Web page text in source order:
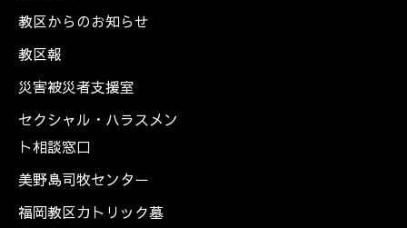
教区からのお知らせ
教区報
災害被災者支援室
セクシャル・ハラスメン
ト相談窓口
美野島司牧センター
福岡教区カトリック墓